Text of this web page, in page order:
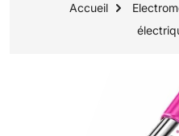
Accueil